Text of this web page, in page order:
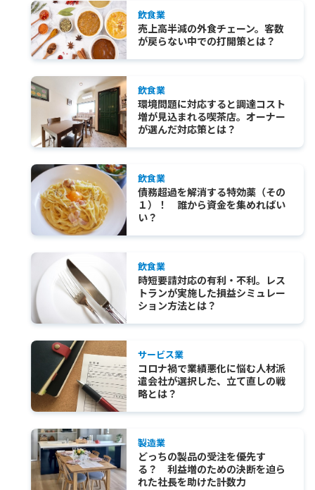
飲食業
売上高半減の外食チェーン。客数
が戻らない中での打開策とは？
飲食業
環境問題に対応すると調達コスト
増が見込まれる喫茶店。オーナー
が選んだ対応策とは？
飲食業
債務超過を解消する特効薬（その
１）！ 誰から資金を集めればい
い？
飲食業
時短要請対応の有利・不利。レス
トランが実施した損益シミュレー
ション方法とは？
サービス業
コロナ禍で業績悪化に悩む人材派
遣会社が選択した、立て直しの戦
略とは？
製造業
どっちの製品の受注を優先す
る？ 利益増のための決断を迫ら
れた社長を助けた計数力